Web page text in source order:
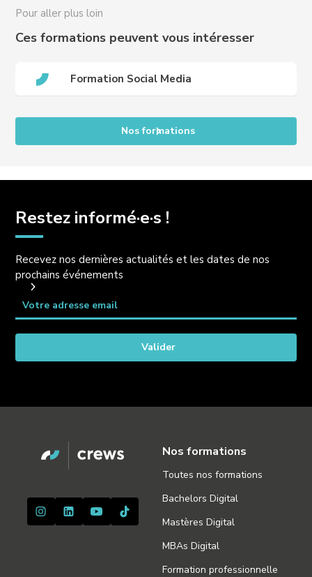
Accessibilité des publics internationaux, nous
contacter :
international@crews-education.com
Pour aller plus loin
Ces formations peuvent vous intéresser
Formation Social Media
Nos formations
Restez informé·e·s !
Recevez nos dernières actualités et les dates de nos
prochains événements
Nos formations
Toutes nos formations
Bachelors Digital
Mastères Digital
MBAs Digital
Formation professionnelle